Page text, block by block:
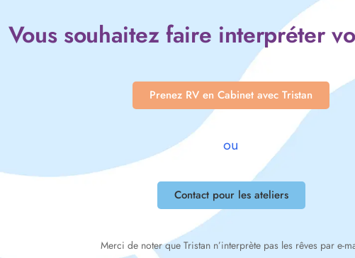
Vous souhaitez faire interpréter
Prenez RV en Cabinet avec Tristan
ou
Contact pour les ateliers
Merci de noter que Tristan n’interprète pas les rêves par e-